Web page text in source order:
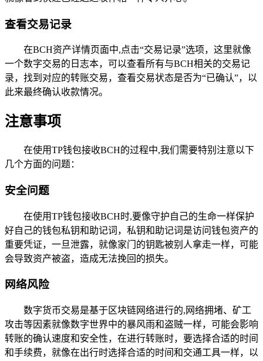
查看交易记录
在BCH资产详情页面中,点击“交易记录”选项，这里就像
一个数字交易的日志本，可以查看所有与BCH相关的交易记
录，找到对应的转账交易，查看交易状态是否为“已确认”，以
此来最终确认收款情况。
注意事项
在使用TP钱包接收BCH的过程中,我们需要特别注意以下
几个方面的问题：
安全问题
在使用TP钱包接收BCH时,要像守护自己的生命一样保护
好自己的钱包私钥和助记词，私钥和助记词是访问钱包资产的
重要凭证，一旦泄露，就像家门的钥匙被别人拿走一样，可能
会导致资产被盗，造成无法挽回的损失。
网络风险
数字货币交易是基于区块链网络进行的,网络拥堵、矿工
攻击等因素就像数字世界中的暴风雨和盗贼一样，可能会影响
转账的确认速度和安全性，在进行转账时，要选择合适的时间
和手续费，就像在出行时选择合适的时间和交通工具一样，以